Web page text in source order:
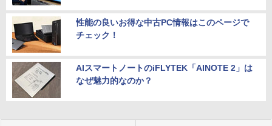
性能の良いお得な中古PC情報はこのページで
チェック！
AIスマートノートのiFLYTEK「AINOTE 2」は
なぜ魅力的なのか？